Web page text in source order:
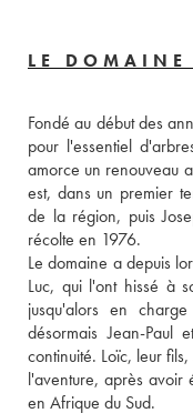
LE DOMAINE
Fondé au début des
pour l'essentiel
amorce un renouveau
est, dans un premier
de la région, puis
récolte en 1976.
Le domaine a depuis
Luc, qui l'ont hissé à
jusqu'alors en
désormais Jean-Paul
continuité. Loïc, leur
l'aventure, après
en Afrique du Sud.